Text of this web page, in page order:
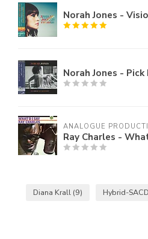
Norah Jones -
Norah Jones -
ANALOGUE
Ray Charles -
Diana Krall (9) Hybrid-SACD